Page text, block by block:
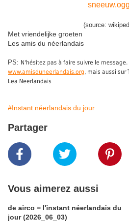
sneeuw.ogg
(source:
Met vriendelijke groeten
Les amis du néerlandais
PS: N'hésitez pas à faire suivre le
www.amisduneerlandais.org, mais aussi sur
Lea Neerlandais
#Instant néerlandais du jour
Partager
Vous aimerez aussi
de airco = l'instant néerlandais du
jour (2026_06_03)